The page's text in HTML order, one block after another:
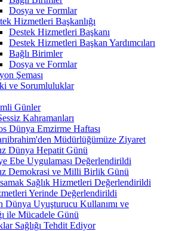
Dosya ve Formlar
Hizmetleri Başkanlığı
Destek Hizmetleri Başkanı
Destek Hizmetleri Başkan Yardımcıları
Bağlı Birimler
Dosya ve Formlar
Şeması
ve Sorumluluklar
Günler
Kahramanları
Dünya Emzirme Haftası
Müdürlüğümüze Ziyaret
Dünya Hepatit Günü
Ebe Uygulaması Değerlendirildi
Demokrasi ve Milli Birlik Günü
Sağlık Hizmetleri Değerlendirildi
Yerinde Değerlendirildi
Dünya Uyuşturucu Kullanımı ve
ile Mücadele Günü
Sağlığı Tehdit Ediyor